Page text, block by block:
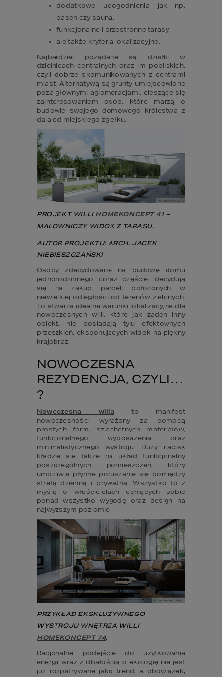
dodatkowe udogodnienia jak np.
basen czy sauna,
funkcjonalne i przestronne tarasy,
ale także kryteria lokalizacyjne.
Najbardziej pożądane są działki w
dzielnicach centralnych oraz im pobliskich,
czyli dobrze skomunikowanych z centrami
miast. Alternatywą są grunty umiejscowione
poza głównymi aglomeracjami, cieszące się
zainteresowaniem osób, które marzą o
budowie swojego domowego królestwa z
dala od miejskiego zgiełku.
PROJEKT WILLI HOMEKONCEPT 41 –
MALOWNICZY WIDOK Z TARASU.
AUTOR PROJEKTU: ARCH. JACEK
NIEBIESZCZAŃSKI
Osoby zdecydowane na budowę domu
jednorodzinnego coraz częściej decydują
się na zakup parceli położonych w
niewielkiej odległości od terenów zielonych.
To stwarza idealne warunki lokalizacyjne dla
nowoczesnych willi, które jak żaden inny
obiekt, nie posiadają tylu efektownych
przeszkleń, eksponujących widok na piękny
krajobraz.
NOWOCZESNA
REZYDENCJA, CZYLI…
?
Nowoczesna willa to manifest
nowoczesności wyrażony za pomocą
prostych form, szlachetnych materiałów,
funkcjonalnego wyposażenia oraz
minimalistycznego wystroju. Duży nacisk
kładzie się także na układ funkcjonalny
poszczególnych pomieszczeń, który
umożliwia płynne poruszanie się pomiędzy
strefą dzienną i prywatną. Wszystko to z
myślą o właścicielach ceniących sobie
ponad wszystko wygodę oraz design na
najwyższym poziomie.
PRZYKŁAD EKSKLUZYWNEGO
WYSTROJU WNĘTRZA WILLI
HOMEKONCEPT 74.
Racjonalne podejście do użytkowania
energii wraz z dbałością o ekologię nie jest
już rozpatrywane jako trend, a obowiązek,